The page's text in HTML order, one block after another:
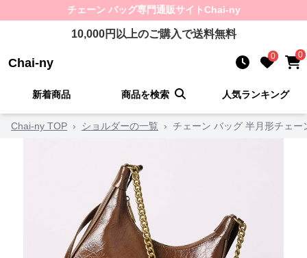
チェーン バッグ専門通販サイトChai-ny
10,000円以上のご購入で送料無料
Chai-ny 0 0
新着商品 商品を検索 人気ランキング
Chai-ny TOP › ショルダーの一覧 › チェーン バッグ 半月形チェー